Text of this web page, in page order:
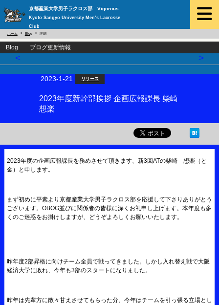
京都産業大学男子ラクロス部 Vigorous
Kyoto Sangyo University Men’s Lacrosse
Club
ホーム Blog 詳細
Blog ブログ更新情報
< >
2023-1-21 リリース
2023年度新幹部挨拶 企画広報課長 柴崎
想楽
2023年度の企画広報課長を務めさせて頂きます、新3回ATの柴崎 想楽（と
金）と申します。
まず初めに平素より京都産業大学男子ラクロス部を応援して下さりありがとう
ございます。OBOG並びに関係者の皆様に深くお礼申し上げます。本年度も多
くのご迷惑をお掛けしますが、どうぞよろしくお願いいたします。
昨年度2部昇格に向けチーム全員で戦ってきました。しかし入れ替え戦で大阪
経済大学に敗れ、今年も3部のスタートになりました。
昨年は先輩方に散々甘えさせてもらった分、今年はチームを引っ張る立場とし